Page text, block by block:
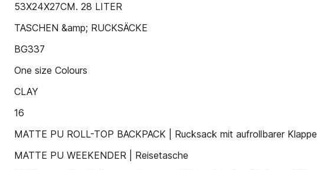
53X24X27CM. 28 LITER
TASCHEN &amp; RUCKSÄCKE
BG337
One size Colours
CLAY
16
MATTE PU ROLL-TOP BACKPACK | Rucksack mit aufrollbarer Klappe
MATTE PU WEEKENDER | Reisetasche